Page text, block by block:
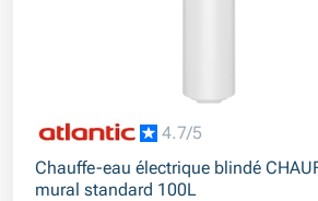
4.7/5
Chauffe-eau électrique blindé
mural standard 100L